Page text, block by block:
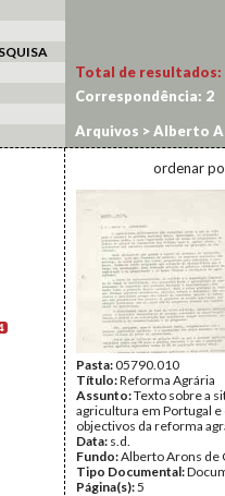
Total de resultados:
Correspondência: 2
Arquivos >Alberto
ordenar
Pasta:05790.010
Título:Reforma Agrária
Assunto:Texto sobre a
agricultura em Portugal e
objectivos da reforma
Data: s.d.
Fundo:Alberto Arons de
Tipo Documental:
Página(s):5